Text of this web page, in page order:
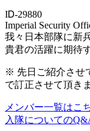
IᎠ-29880
Imperial Security
我々日本部隊に新
貴君の活躍に期待
※ 先日ご紹介させ
で訂正させて頂き
メンバー一覧はこ
入隊についての